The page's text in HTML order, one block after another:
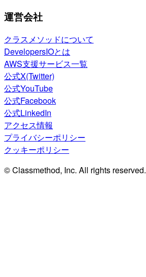
運営会社
クラスメソッドについて
DevelopersIOとは
AWS支援サービス一覧
公式X(Twitter)
公式YouTube
公式Facebook
公式LinkedIn
アクセス情報
プライバシーポリシー
クッキーポリシー
© Classmethod, Inc. All rights reserved.